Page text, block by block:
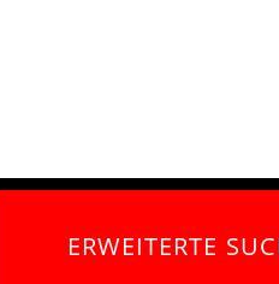
ERWEITERTE